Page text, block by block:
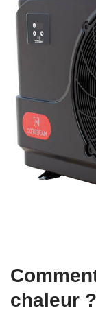
chaleur